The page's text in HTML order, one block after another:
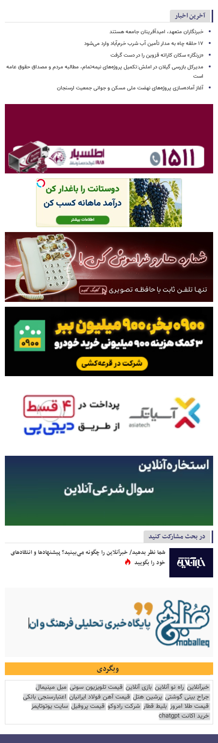
آخرین اخبار
خبرنگاران متعهد، امیدآفرینان جامعه هستند
۱۷ حلقه چاه به مدار تأمین آب شرب خرم‌آباد وارد می‌شود
«زرنگار» سکان کاراته قزوین را در دست گرفت
مدیرکل بازرسی گیلان در املش:تکمیل پروژه‌های نیمه‌تمام، مطالبه مردم و مصداق حقوق عامه
است
آغاز آماده‌سازی پروژه‌های نهضت ملی مسکن و جوانی جمعیت ارسنجان
در بحث مشارکت کنید
شما نظر بدهید/ خبرآنلاین را چگونه می‌بینید؟ پیشنهادها و انتقادهای
خود را بگویید
وبگردی
خبرآنلاین راه نو آنلاین بازی آنلاین قیمت تلویزیون سونی مبل مینیمال
جراح بینی گوشتی پرشین هتل قیمت آهن فولاد ایرانیان اعتبارسنجی بانکی
قیمت طلا امروز بلیط قطار شرکت رادوکو قیمت پروفیل سایت یوتوتایمز
خرید اکانت chatgpt